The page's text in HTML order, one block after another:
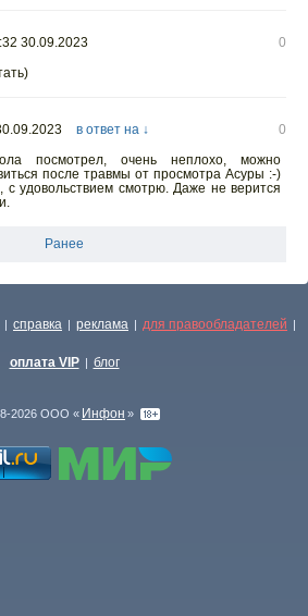
30.09.2023
0
в ответ на ↓
0
посмотрел, очень неплохо, можно
после травмы от просмотра Асуры :-)
с удовольствием смотрю. Даже не верится
Ранее
| справка | реклама | для правообладателей |
оплата VIP | блог
2026 ООО « Инфон »